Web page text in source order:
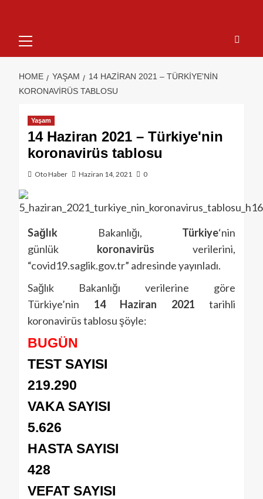
HOME YAŞAM
14 HAZIRAN 2021 – TÜRKIYE'NIN
KORONAVIRÜS TABLOSU
Yaşam
14 Haziran 2021 – Türkiye'nin
koronavirüs tablosu
Oto Haber Haziran 14, 2021 0
Sağlık Bakanlığı, Türkiye‘nin
günlük koronavirüs verilerini,
“covid19.saglik.gov.tr” adresinde yayınladı.
Sağlık Bakanlığı verilerine göre
Türkiye’nin 14 Haziran 2021 tarihli
koronavirüs tablosu şöyle:
BUGÜN
TEST SAYISI
219.290
VAKA SAYISI
5.626
HASTA SAYISI
428
VEFAT SAYISI